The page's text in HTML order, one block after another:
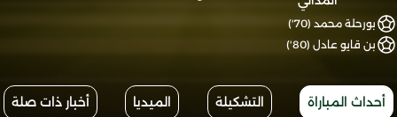
بورحلة محمد (70')
بن قايو عادل (80')
أحداث المباراة التشكيلة الميديا أخبار ذات صلة